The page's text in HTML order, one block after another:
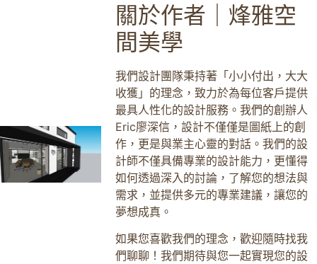
關於作者｜烽雅空
間美學
我們設計團隊秉持著「小小付出，大大
收獲」的理念，致力於為每位客戶提供
最具人性化的設計服務。我們的創辦人
Eric廖深信，設計不僅僅是圖紙上的創
作，更是與業主心靈的對話。我們的設
計師不僅具備專業的設計能力，更懂得
如何透過深入的討論，了解您的想法與
需求，並提供多元的專業建議，讓您的
夢想成真。
如果您喜歡我們的理念，歡迎隨時找我
們聊聊！我們期待與您一起實現您的設